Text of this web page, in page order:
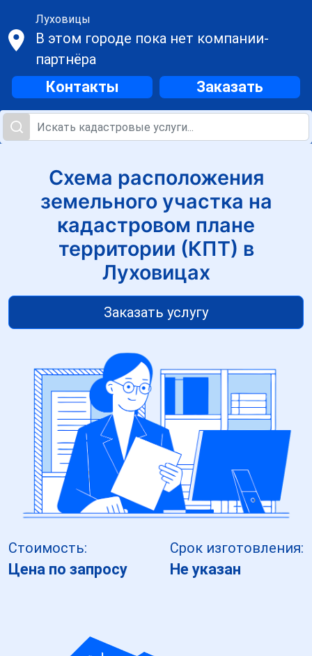
Луховицы
В этом городе пока нет компании-
партнёра
Контакты Заказать
Схема расположения
земельного участка на
кадастровом плане
территории (КПТ) в
Луховицах
Заказать услугу
Стоимость:
Цена по запросу
Срок изготовления:
Не указан